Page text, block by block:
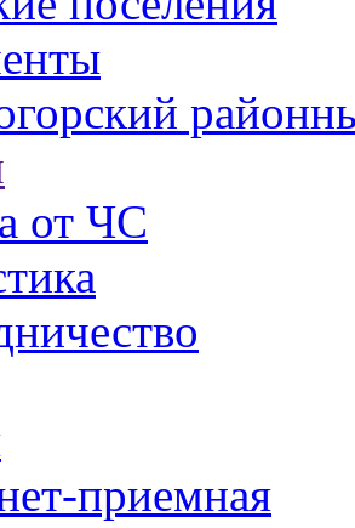
от ЧС
приемная